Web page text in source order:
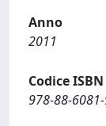
Anno
2011
Codice ISBN
978-88-